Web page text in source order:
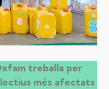
treballa per
més afectats